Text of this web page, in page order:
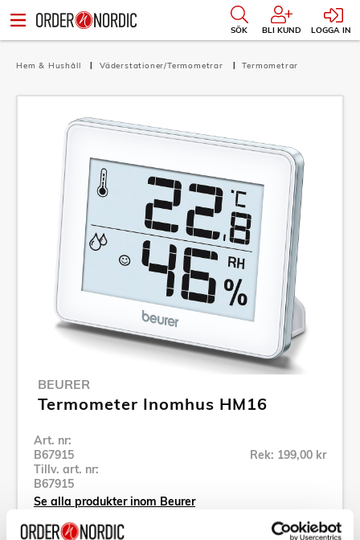
SÖK BLI KUND LOGGA IN
Hem & Hushåll Väderstationer/Termometrar Termometrar
BEURER
Termometer Inomhus HM16
Art. nr:
B67915
Tillv. art. nr:
B67915
Rek: 199,00 kr
Se alla produkter inom Beurer